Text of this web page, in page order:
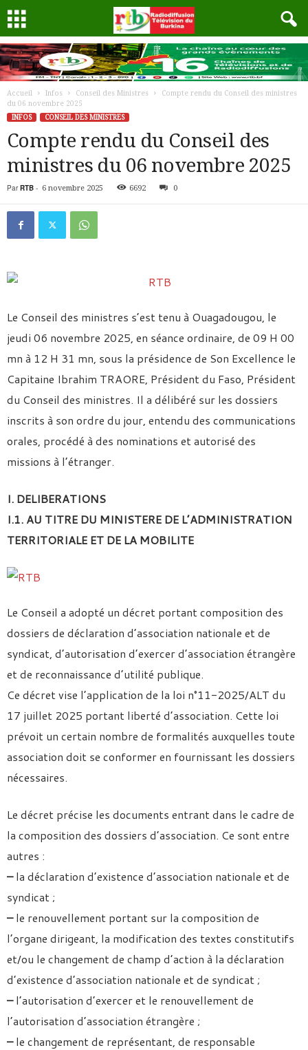
Accueil Infos Conseil des Ministres
Compte rendu du Conseil des ministres
du 06 novembre 2025
INFOS
CONSEIL DES MINISTRES
Compte rendu du Conseil des
ministres du 06 novembre 2025
Par RTB - 6 novembre 2025 6692 0
Le Conseil des ministres s’est tenu à Ouagadougou, le
jeudi 06 novembre 2025, en séance ordinaire, de 09 H 00
mn à 12 H 31 mn, sous la présidence de Son Excellence le
Capitaine Ibrahim TRAORE, Président du Faso, Président
du Conseil des ministres. Il a délibéré sur les dossiers
inscrits à son ordre du jour, entendu des communications
orales, procédé à des nominations et autorisé des
missions à l’étranger.
I. DELIBERATIONS
I.1. AU TITRE DU MINISTERE DE L’ADMINISTRATION
TERRITORIALE ET DE LA MOBILITE
Le Conseil a adopté un décret portant composition des
dossiers de déclaration d’association nationale et de
syndicat, d’autorisation d’exercer d’association étrangère
et de reconnaissance d’utilité publique.
Ce décret vise l’application de la loi n°11-2025/ALT du
17 juillet 2025 portant liberté d’association. Cette loi
prévoit un certain nombre de formalités auxquelles toute
association doit se conformer en fournissant les dossiers
nécessaires.
Le décret précise les documents entrant dans le cadre de
la composition des dossiers d’association. Ce sont entre
autres :
–la déclaration d’existence d’association nationale et de
syndicat ;
–le renouvellement portant sur la composition de
l’organe dirigeant, la modification des textes constitutifs
et/ou le changement de champ d’action à la déclaration
d’existence d’association nationale et de syndicat ;
–l’autorisation d’exercer et le renouvellement de
l’autorisation d’association étrangère ;
–le changement de représentant, de responsable